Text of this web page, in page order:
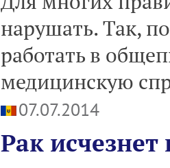
нарушать. Так,
работать в
медицинскую
07.07.2014
Рак исчезнет